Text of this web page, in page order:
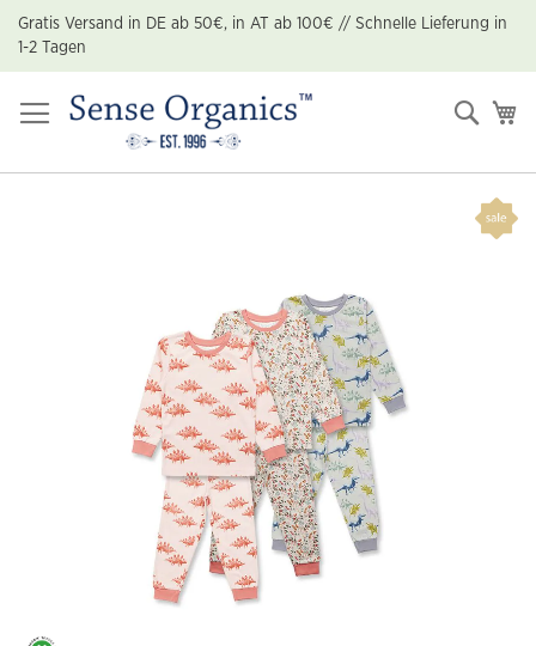
Zum
Inhalt
springen
Gratis Versand in DE ab 50€, in AT ab 100€ // Schnelle Lieferung in
1-2 Tagen
Suche